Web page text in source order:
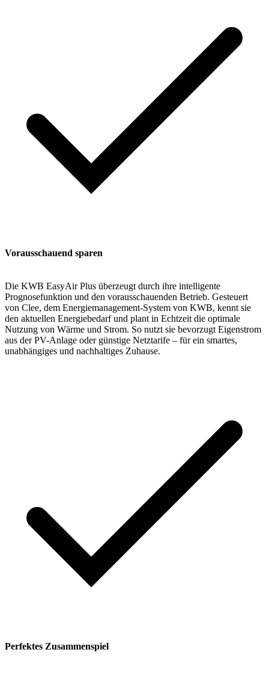
Vorausschauend sparen
Die KWB EasyAir Plus überzeugt durch ihre intelligente
Prognosefunktion und den vorausschauenden Betrieb. Gesteuert
von Clee, dem Energiemanagement-System von KWB, kennt sie
den aktuellen Energiebedarf und plant in Echtzeit die optimale
Nutzung von Wärme und Strom. So nutzt sie bevorzugt Eigenstrom
aus der PV-Anlage oder günstige Netztarife – für ein smartes,
unabhängiges und nachhaltiges Zuhause.
Perfektes Zusammenspiel